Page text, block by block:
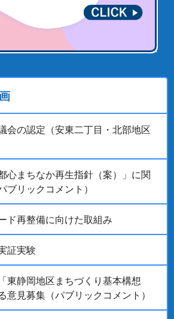
会の認定（安東二丁目・北部地区
心まちなか再生指針（案）」に関
ブリックコメント）
ド再整備に向けた取組み
証実験
東静岡地区まちづくり基本構想
意見募集（パブリックコメント）